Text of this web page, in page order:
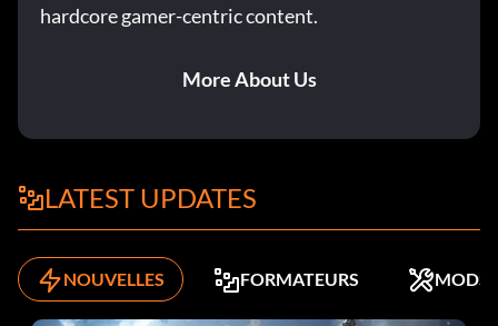
hardcore gamer-centric content.
More About Us
LATEST UPDATES
NOUVELLES FORMATEURS MODS